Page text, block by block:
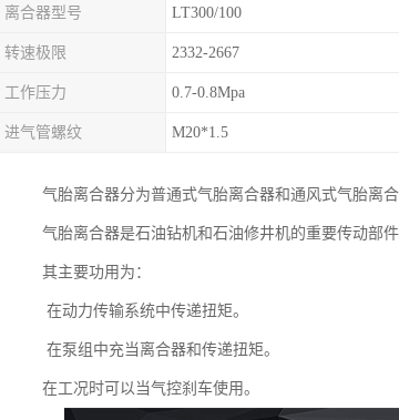
离合器型号 LT300/100
转速极限 2332-2667
工作压力 0.7-0.8Mpa
进气管螺纹 M20*1.5
气胎离合器分为普通式气胎离合器和通风式气胎离
气胎离合器是石油钻机和石油修井机的重要传动部
其主要功用为：
在动力传输系统中传递扭矩。
在泵组中充当离合器和传递扭矩。
在工况时可以当气控刹车使用。